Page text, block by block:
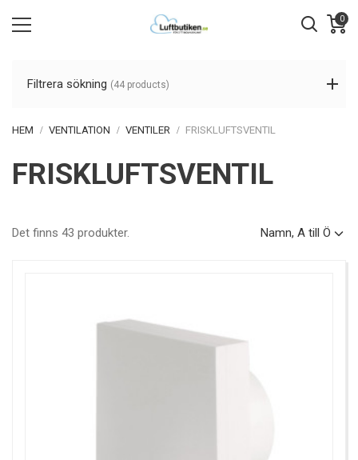
0
Filtrera sökning (44 products)
HEM VENTILATION VENTILER FRISKLUFTSVENTIL
FRISKLUFTSVENTIL
Det finns 43 produkter. Namn, A till Ö